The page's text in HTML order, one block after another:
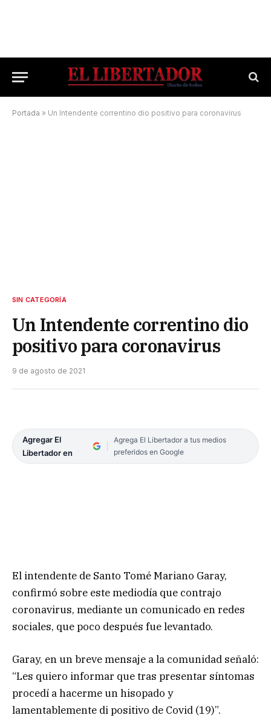
Portada » Un Intendente correntino dio positivo para coronavirus
SIN CATEGORÍA
Un Intendente correntino dio
positivo para coronavirus
9 de agosto de 2021
Agregar El
Libertador en
Agrega El Libertador a tus medios
preferidos en Google
El intendente de Santo Tomé Mariano Garay,
confirmó sobre este mediodía que contrajo
coronavirus, mediante un comunicado en redes
sociales, que poco después fue levantado.
Garay, en un breve mensaje a la comunidad señaló:
“Les quiero informar que tras presentar síntomas
procedí a hacerme un hisopado y
lamentablemente di positivo de Covid (19)”.